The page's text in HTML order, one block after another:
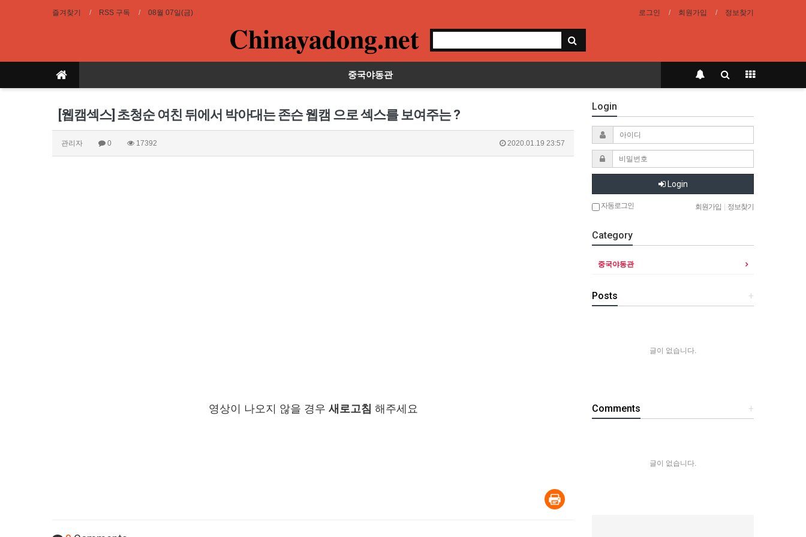
즐겨찾기 RSS 구독 08월 07일(금) 로그인 회원가입 정보찾기
Chinayadong.net
중국야동관
[웹캠섹스] 초청순 여친 뒤에서 박아대는 존슨 웹캠 으로 섹스를 보여주는 ?
관리자 0 17392 2020.01.19 23:57
영상이 나오지 않을 경우 새로고침 해주세요
Login
Login
자동로그인 회원가입 정보찾기
Category
중국야동관
+
Posts
글이 없습니다.
+
Comments
글이 없습니다.